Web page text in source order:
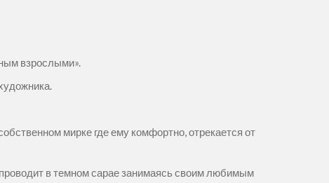
взрослыми».
мирке где ему комфортно, отрекается от
в темном сарае занимаясь своим любимым